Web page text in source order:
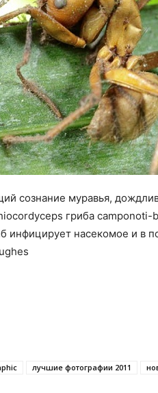
сознание муравья,
гриба camponoti-
инфицирует насекомое и в
лучшие фотографии 2011